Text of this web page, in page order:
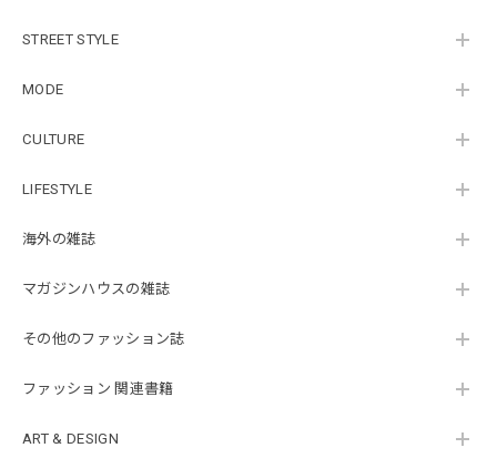
STREET STYLE
MODE
CULTURE
LIFESTYLE
海外の雑誌
マガジンハウスの雑誌
その他のファッション誌
ファッション 関連書籍
ART & DESIGN